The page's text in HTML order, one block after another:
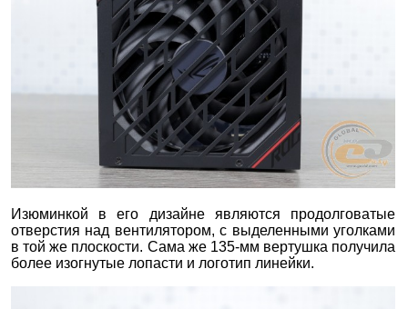
Изюминкой в его дизайне являются продолговатые
отверстия над вентилятором, с выделенными уголками
в той же плоскости. Сама же 135-мм вертушка получила
более изогнутые лопасти и логотип линейки.